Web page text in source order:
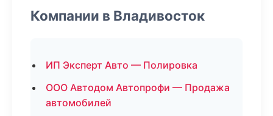
Компании в Владивосток
ИП Эксперт Авто — Полировка
ООО Автодом Автопрофи — Продажа
автомобилей